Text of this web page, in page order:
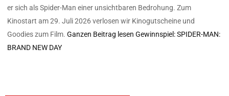
er sich als Spider-Man einer unsichtbaren Bedrohung. Zum
Kinostart am 29. Juli 2026 verlosen wir Kinogutscheine und
Goodies zum Film. Ganzen Beitrag lesen Gewinnspiel: SPIDER-MAN:
BRAND NEW DAY